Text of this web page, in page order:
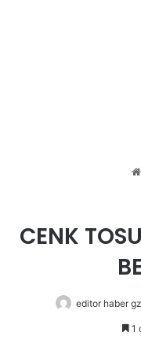
CENK
editor haber
1